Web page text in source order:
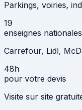
Parkings, voiries,
19
enseignes nationales
Carrefour, Lidl,
48h
pour votre devis
Visite sur site